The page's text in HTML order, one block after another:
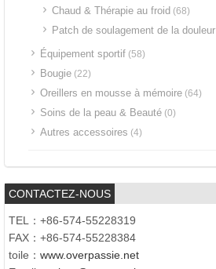
Chaud & Thérapie au froid (68)
Patch de soulagement de la douleur
Équipement sportif (58)
Bougie (22)
Oreillers en mousse à mémoire (64)
Soins de la peau & Beauté (0)
Autres accessoires (4)
CONTACTEZ-NOUS
TEL：+86-574-55228319
FAX：+86-574-55228384
toile： www.overpassie.net